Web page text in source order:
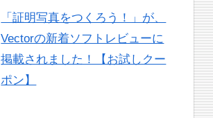
「証明写真をつくろう！」が、
Vectorの新着ソフトレビューに
掲載されました！【お試しクー
ポン】